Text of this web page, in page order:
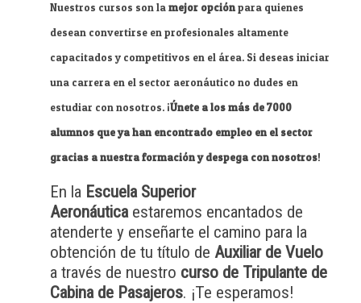
Nuestros cursos son lamejor opciónpara quienes
desean convertirse en profesionales altamente
capacitados y competitivos en el área. Si deseas iniciar
una carrera en el sector aeronáutico no dudes en
estudiar con nosotros. ¡Únete a los más de 7000
alumnos que ya han encontrado empleo en el sector
gracias a nuestra formación y despega con nosotros!
En la Escuela Superior
Aeronáutica estaremos encantados de
atenderte y enseñarte el camino para la
obtención de tu título de Auxiliar de Vuelo
a través de nuestro curso de Tripulante de
Cabina de Pasajeros. ¡Te esperamos!